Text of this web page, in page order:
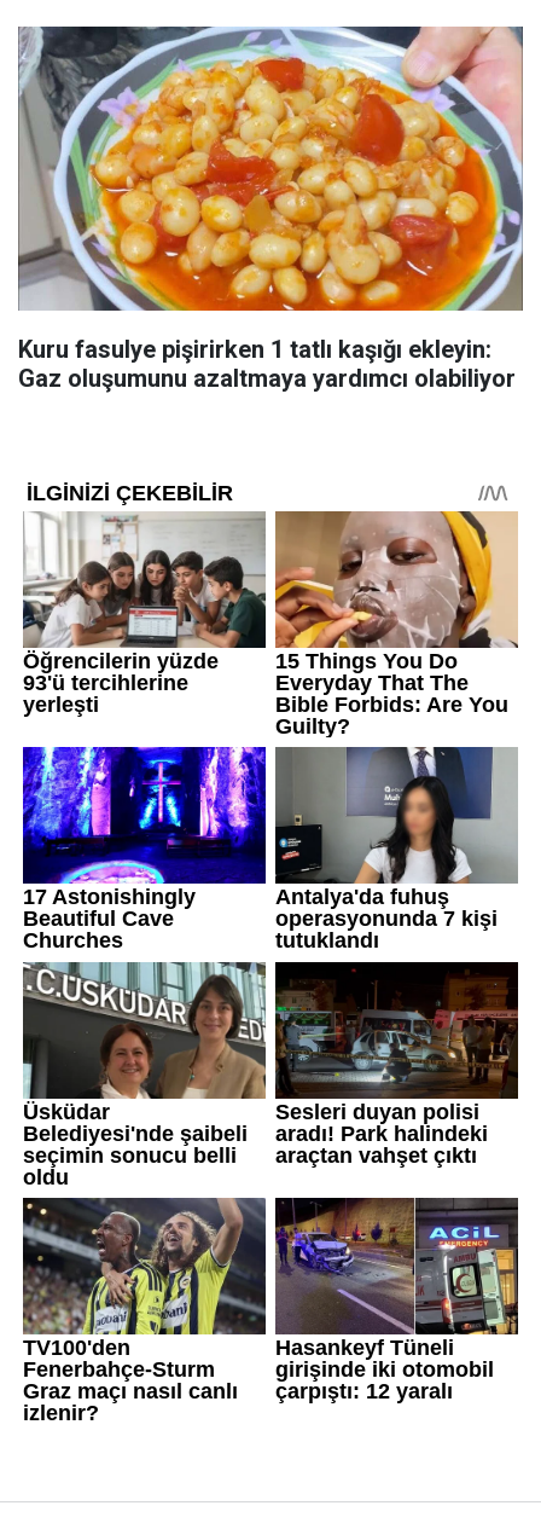
Kuru fasulye pişirirken 1 tatlı kaşığı ekleyin:
Gaz oluşumunu azaltmaya yardımcı olabiliyor